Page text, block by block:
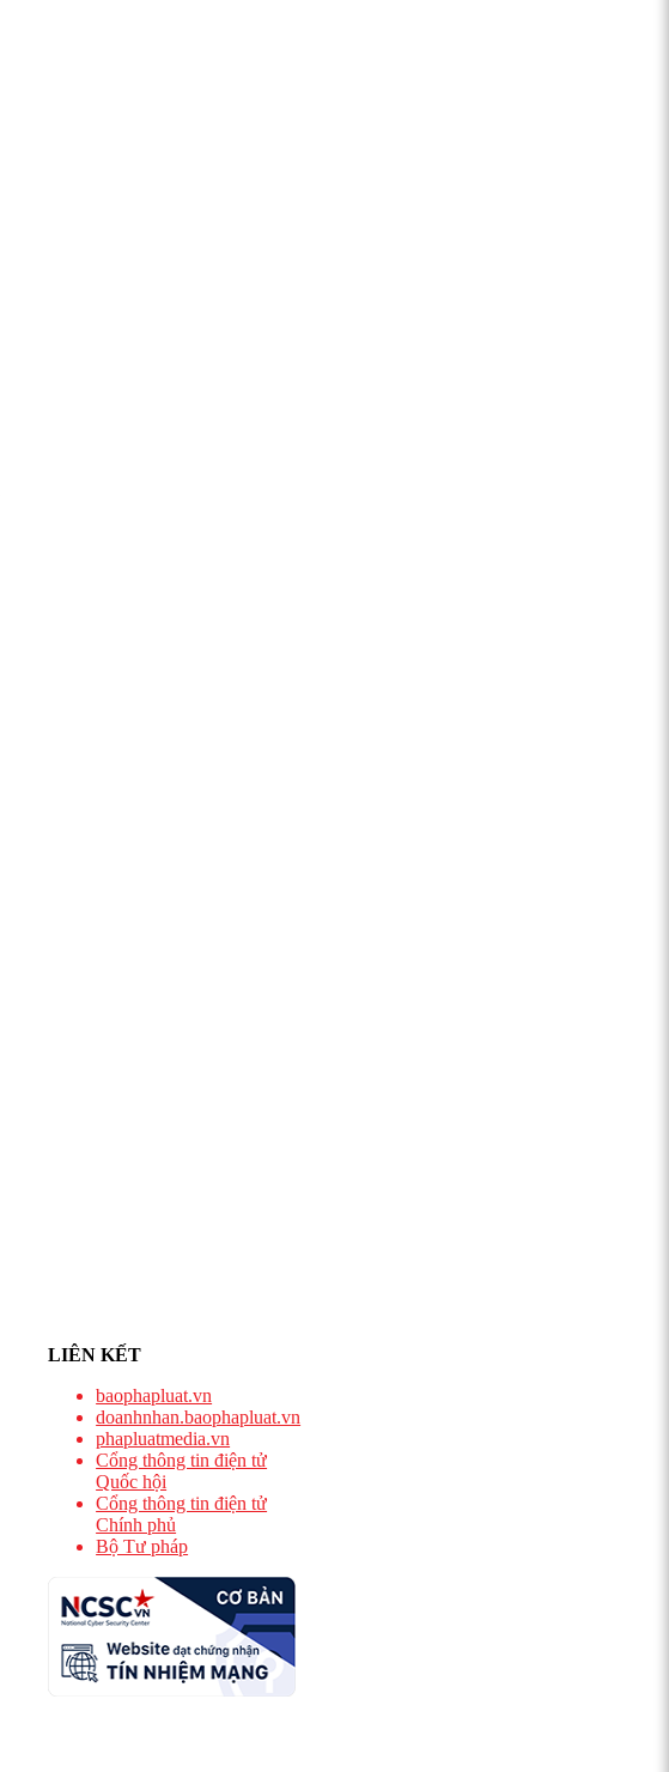
LIÊN KẾT
baophapluat.vn
doanhnhan.baophapluat.vn
phapluatmedia.vn
Cổng thông tin điện tử
Quốc hội
Cổng thông tin điện tử
Chính phủ
Bộ Tư pháp